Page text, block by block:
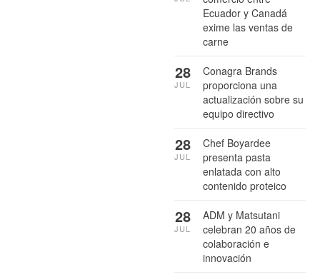
Ecuador y Canadá
exime las ventas de
carne
Conagra Brands
proporciona una
actualización sobre su
equipo directivo
28
JUL
Chef Boyardee
presenta pasta
enlatada con alto
contenido proteico
28
JUL
ADM y Matsutani
celebran 20 años de
colaboración e
innovación
28
JUL